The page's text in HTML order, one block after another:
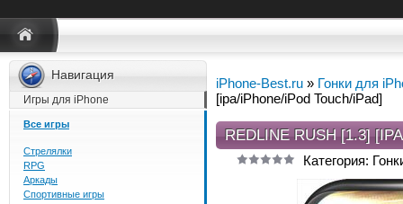
Навигация
Игры для iPhone
Все игры
Стрелялки
RPG
Аркады
Спортивные игры
iPhone-Best.ru » Гонки для
[ipa/iPhone/iPod Touch/iPad]
REDLINE RUSH [1.3]
Категория: